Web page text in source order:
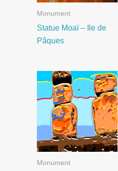
Monument
Statue Moaï – Ile de
Pâques
Monument